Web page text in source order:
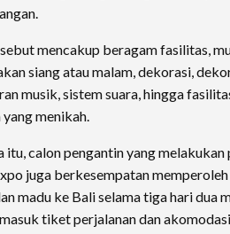
mencakup beragam fasilitas,
siang atau malam, dekorasi,
musik, sistem suara, hingga
yang menikah.
itu, calon pengantin yang melakukan
juga berkesempatan
madu ke Bali selama tiga hari dua
tiket perjalanan dan